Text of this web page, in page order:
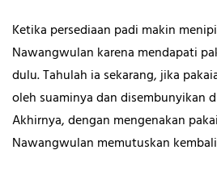
Ketika persediaan padi makin
Nawangwulan karena mendapati
dulu. Tahulah ia sekarang, jika
oleh suaminya dan disembunyikan
Akhirnya, dengan mengenakan
Nawangwulan memutuskan